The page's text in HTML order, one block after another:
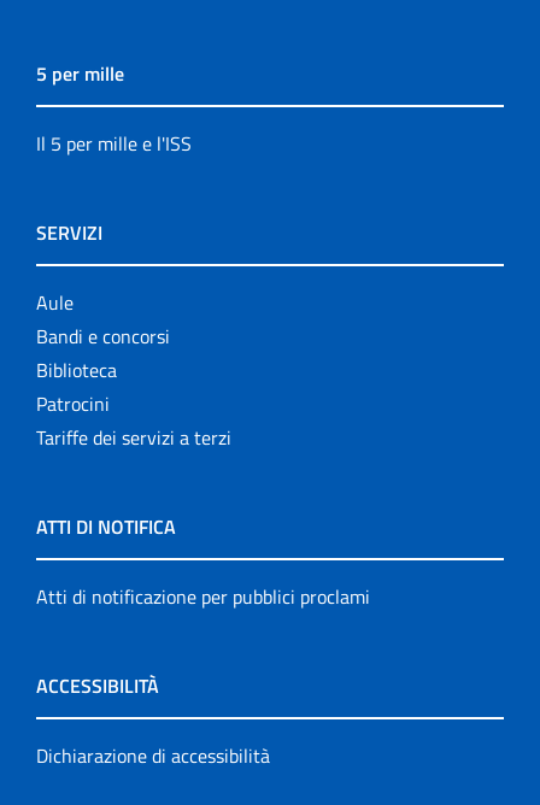
5 per mille
Il 5 per mille e l'ISS
SERVIZI
Aule
Bandi e concorsi
Biblioteca
Patrocini
Tariffe dei servizi a terzi
ATTI DI NOTIFICA
Atti di notificazione per pubblici proclami
ACCESSIBILITÀ
Dichiarazione di accessibilità